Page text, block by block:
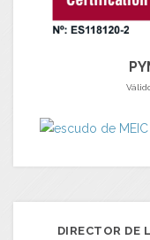
DIRECTOR DE